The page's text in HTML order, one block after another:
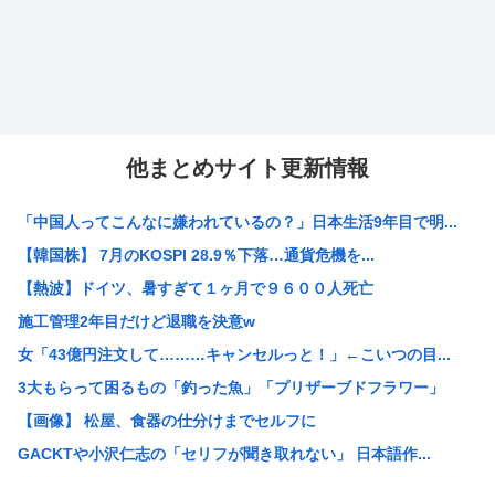
他まとめサイト更新情報
「中国人ってこんなに嫌われているの？」日本生活9年目で明...
【韓国株】 7月のKOSPI 28.9％下落…通貨危機を...
【熱波】ドイツ、暑すぎて１ヶ月で９６００人死亡
施工管理2年目だけど退職を決意w
女「43億円注文して………キャンセルっと！」←こいつの目...
3大もらって困るもの「釣った魚」「プリザーブドフラワー」
【画像】 松屋、食器の仕分けまでセルフに
GACKTや小沢仁志の「セリフが聞き取れない」 日本語作...